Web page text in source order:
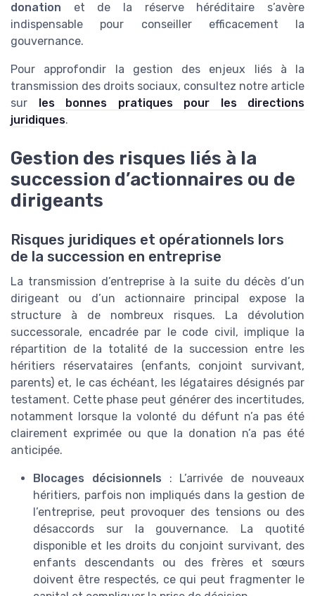
donation et de la réserve héréditaire s’avère
indispensable pour conseiller efficacement la
gouvernance.
Pour approfondir la gestion des enjeux liés à la
transmission des droits sociaux, consultez notre article
sur
les bonnes pratiques pour les directions
juridiques.
Gestion des risques liés à la
succession d’actionnaires ou de
dirigeants
Risques juridiques et opérationnels lors
de la succession en entreprise
La transmission d’entreprise à la suite du décès d’un
dirigeant ou d’un actionnaire principal expose la
structure à de nombreux risques. La dévolution
successorale, encadrée par le code civil, implique la
répartition de la totalité de la succession entre les
héritiers réservataires (enfants, conjoint survivant,
parents) et, le cas échéant, les légataires désignés par
testament. Cette phase peut générer des incertitudes,
notamment lorsque la volonté du défunt n’a pas été
clairement exprimée ou que la donation n’a pas été
anticipée.
Blocages décisionnels : L’arrivée de nouveaux
héritiers, parfois non impliqués dans la gestion de
l’entreprise, peut provoquer des tensions ou des
désaccords sur la gouvernance. La quotité
disponible et les droits du conjoint survivant, des
enfants descendants ou des frères et sœurs
doivent être respectés, ce qui peut fragmenter le